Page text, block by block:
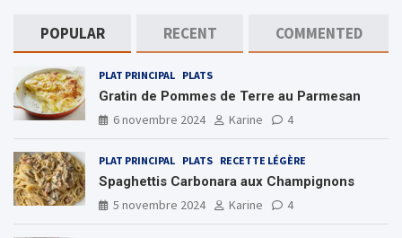
POPULAR RECENT COMMENTED
PLAT PRINCIPAL PLATS
Gratin de Pommes de Terre au Parmesan
6 novembre 2024
Karine 4
PLAT PRINCIPAL PLATS RECETTE LÉGÈRE
Spaghettis Carbonara aux Champignons
5 novembre 2024
Karine 4